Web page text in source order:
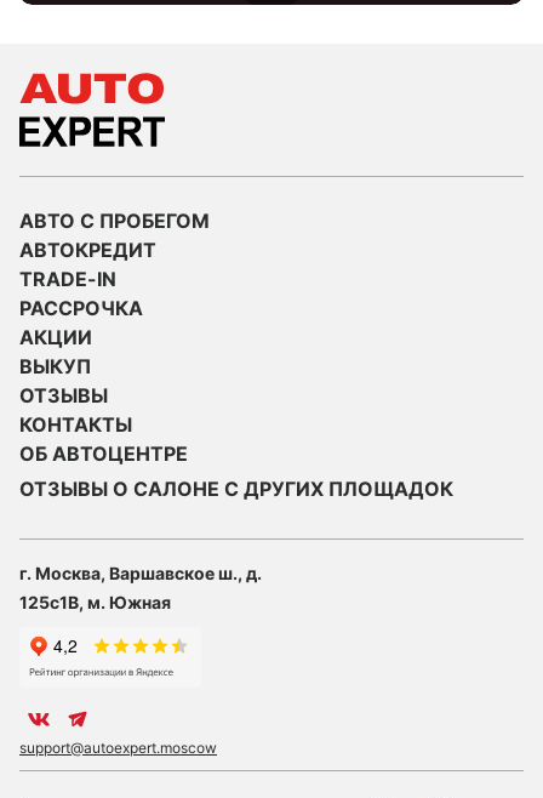
АВТО С ПРОБЕГОМ
АВТОКРЕДИТ
TRADE-IN
РАССРОЧКА
АКЦИИ
ВЫКУП
ОТЗЫВЫ
КОНТАКТЫ
ОБ АВТОЦЕНТРЕ
ОТЗЫВЫ О САЛОНЕ С ДРУГИХ ПЛОЩАДОК
г. Москва, Варшавское ш., д.
125с1В, м. Южная
support@autoexpert.moscow